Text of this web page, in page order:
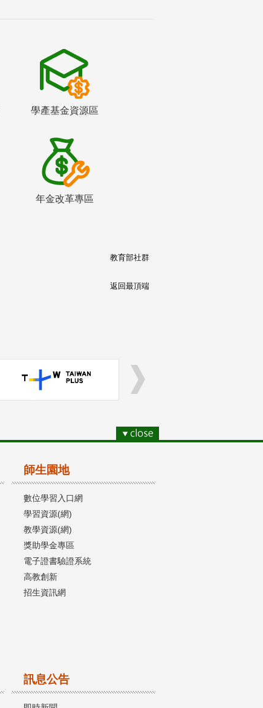
學產基金資源區
年金改革專區
教育部社群
返回最頂端
師生園地
數位學習入口網
學習資源(網)
教學資源(網)
獎助學金專區
電子證書驗證系統
高教創新
招生資訊網
訊息公告